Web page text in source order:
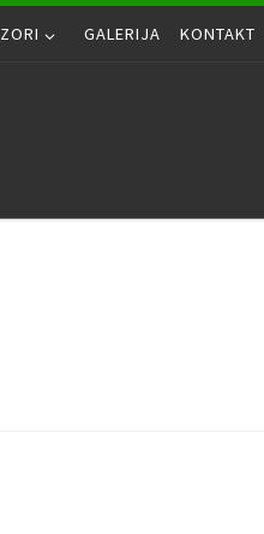
GALERIJA KONTAKT